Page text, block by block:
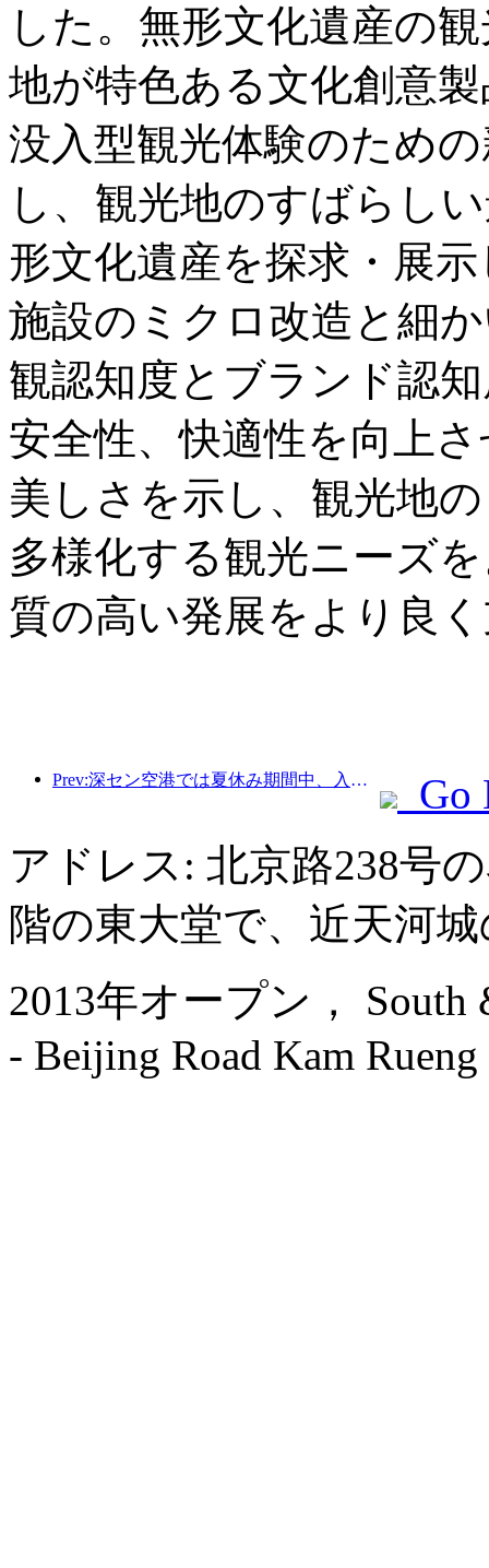
した。無形文化遺産の
地が特色ある文化創意
没入型観光体験のため
し、観光地のすばらし
形文化遺産を探求・展
施設のミクロ改造と細
観認知度とブランド認
安全性、快適性を向上
美しさを示し、観光地
多様化する観光ニーズ
質の高い発展をより良
Prev:深セン空港では夏休み期間中、入国・出国旅客数が急増し、多くの外国航空会社が中国路線を増便している。
Go
アドレス: 北京路238号
階の東大堂で、近天河
2013年オープン， South
- Beijing Road Kam Rueng